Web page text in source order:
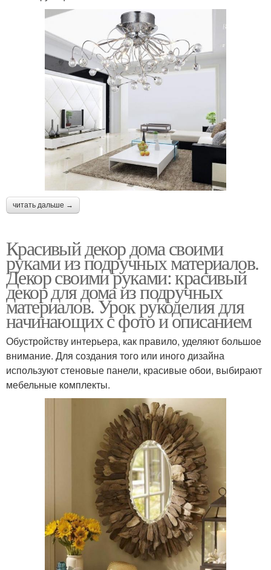
читать дальше →
Красивый декор дома своими
руками из подручных материалов.
Декор своими руками: красивый
декор для дома из подручных
материалов. Урок рукоделия для
начинающих с фото и описанием
Обустройству интерьера, как правило, уделяют большое
внимание. Для создания того или иного дизайна
используют стеновые панели, красивые обои, выбирают
мебельные комплекты.